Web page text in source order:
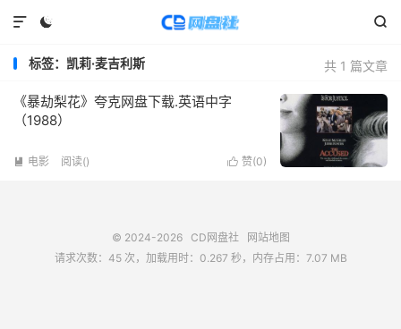
 

共 1 篇文章
标签：凯莉·麦吉利斯
《暴劫梨花》夸克网盘下载.英语中字
（1988）
 赞(0)
 电影 阅读()
© 2024-2026 CD网盘社
网站地图
请求次数：45 次，加载用时：0.267 秒，内存占用：7.07 MB